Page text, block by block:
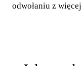
odwołaniu z